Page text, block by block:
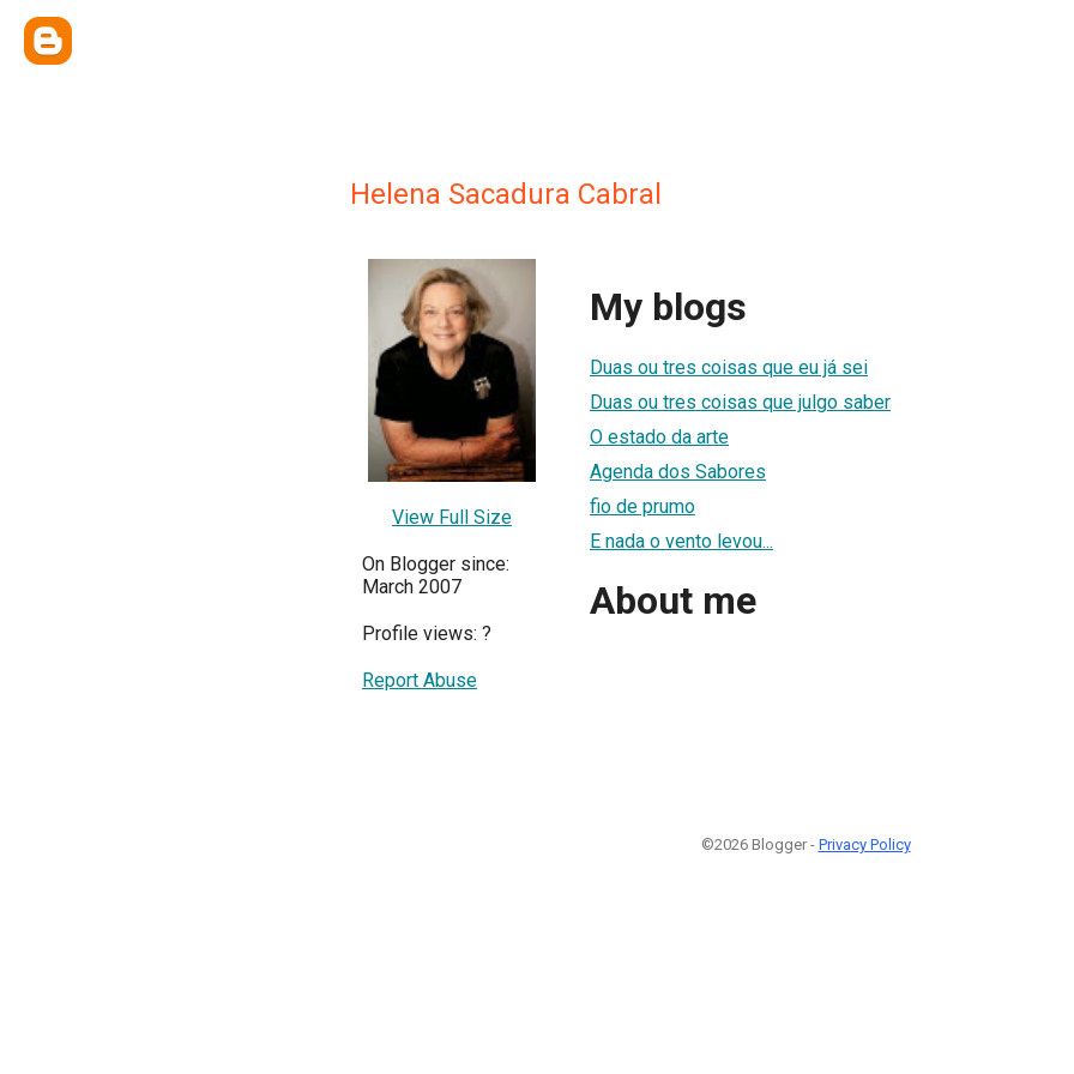
Helena Sacadura Cabral
View Full Size
On Blogger since:
March 2007
Profile views: ?
Report Abuse
My blogs
Duas ou tres coisas que eu já sei
Duas ou tres coisas que julgo saber
O estado da arte
Agenda dos Sabores
fio de prumo
E nada o vento levou...
About me
©2026 Blogger - Privacy Policy